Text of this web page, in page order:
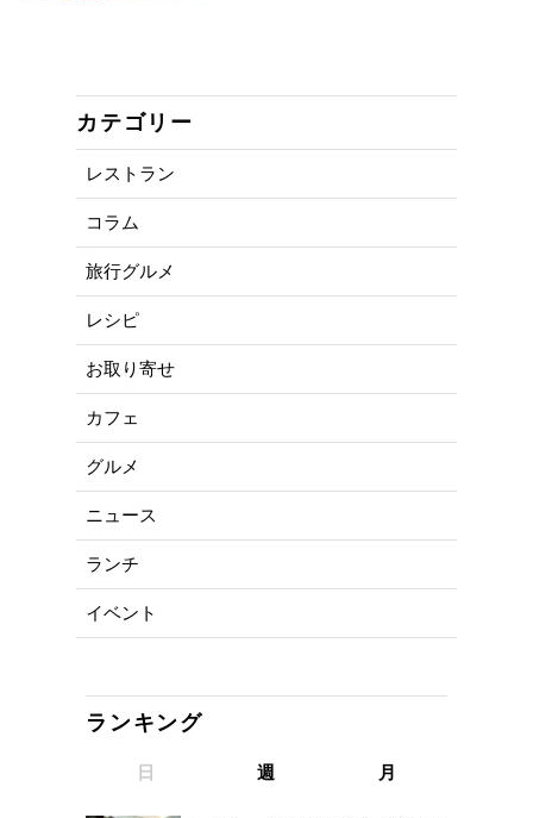
カテゴリー
レストラン
コラム
旅行グルメ
レシピ
お取り寄せ
カフェ
グルメ
ニュース
ランチ
イベント
ランキング
日 週 月